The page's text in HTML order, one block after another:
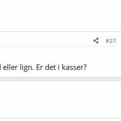
#27
lign. Er det i kasser?